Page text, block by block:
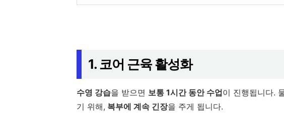
1. 코어 근육 활성화
수영 강습을 받으면 보통 1시간 동안 수업이 진행됩니다.
기 위해, 복부에 계속 긴장을 주게 됩니다.